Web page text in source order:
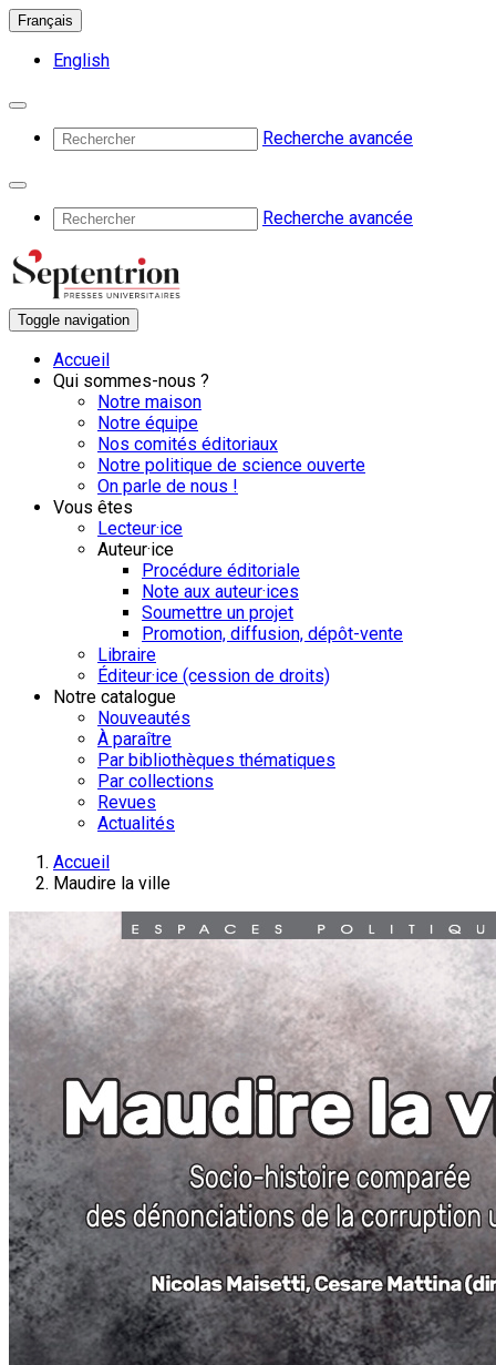
Français
English
Recherche avancée
Recherche avancée
Toggle navigation
Accueil
Qui sommes-nous ?
Notre maison
Notre équipe
Nos comités éditoriaux
Notre politique de science ouverte
On parle de nous !
Vous êtes
Lecteur·ice
Auteur·ice
Procédure éditoriale
Note aux auteur·ices
Soumettre un projet
Promotion, diffusion, dépôt-vente
Libraire
Éditeur·ice (cession de droits)
Notre catalogue
Nouveautés
À paraître
Par bibliothèques thématiques
Par collections
Revues
Actualités
Accueil
Maudire la ville